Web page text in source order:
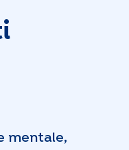
mentale,